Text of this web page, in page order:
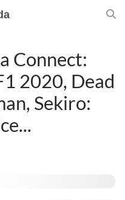
Connect:
2020, Dead
Sekiro: